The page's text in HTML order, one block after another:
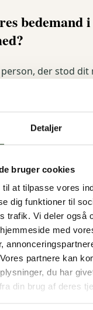
Detaljer
bruger cookies
at tilpasse vores
dig funktioner til
trafik. Vi deler også
med
partnere kan
du har
din brug af deres
bedemand
der stod dit
hjælpe dig med
Først og fremmest
kapellet. Du kan
helligdage.
vi med
spørgsmål til f.eks.
med os